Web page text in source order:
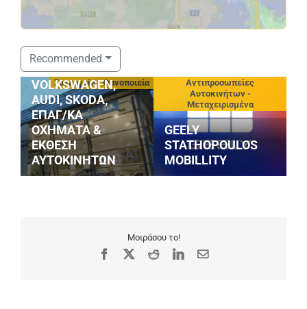
Recommended
Συνεργεία - Φανοποιεία
ΣΤΑΘΟΠΟΥΛΟΣ
SERVICE
VOLKSWAGEN,
AUDI, SKODA,
ΕΠΑΓ/ΚΑ
ΟΧΗΜΑΤΑ &
ΕΚΘΕΣΗ
ΑΥΤΟΚΙΝΗΤΩΝ
Αντιπροσωπείες
Αυτοκινήτων -
Μεταχειρισμένα
GEELY
STATHOPOULOS
MOBILLITY
Μοιράσου το!
Facebook RedditLinkedIn
Email